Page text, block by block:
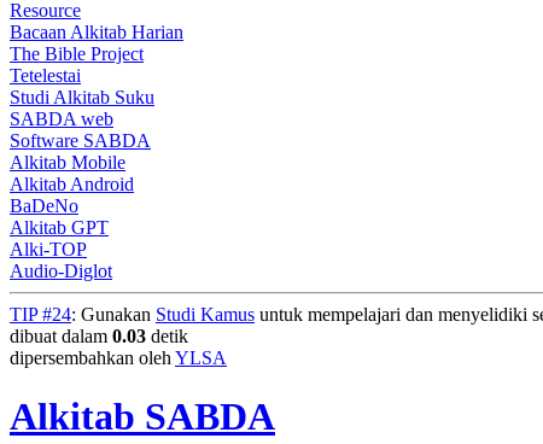
Resource
Bacaan Alkitab Harian
The Bible Project
Tetelestai
Studi Alkitab Suku
SABDA web
Software SABDA
Alkitab Mobile
Alkitab Android
BaDeNo
Alkitab GPT
Alki-TOP
Audio-Diglot
TIP #24: Gunakan Studi Kamus untuk mempelajari dan menyelidiki
dibuat dalam 0.03 detik
dipersembahkan oleh YLSA
Alkitab SABDA